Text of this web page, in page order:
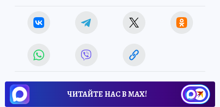
ЧИТАЙТЕ НАС В МАХ!